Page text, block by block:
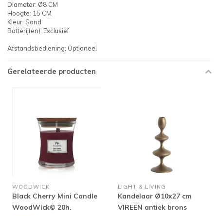
Diameter: Ø8 CM
Hoogte: 15 CM
Kleur: Sand
Batterij(en): Exclusief
Afstandsbediening: Optioneel
Gerelateerde producten
WOODWICK
Black Cherry Mini Candle
WoodWick© 20h.
LIGHT & LIVING
Kandelaar Ø10x27 cm
VIREEN antiek brons